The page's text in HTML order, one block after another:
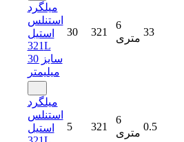
میلگرد
استنلس
استیل
321L
سایز 30
میلیمتر
30 321
6
متری
33
میلگرد
استنلس
استیل
5 321
6
متری
0.5